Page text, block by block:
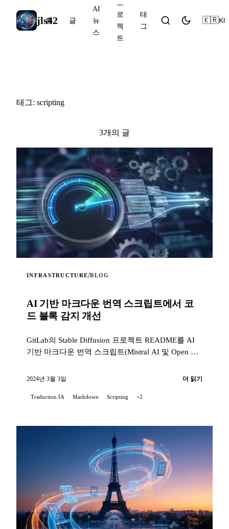
jls42
홈 글
AI
뉴
스
프
로
젝
트
태
그
🇰🇷KO
태그: scripting
3개의 글
INFRASTRUCTURE/BLOG
AI 기반 마크다운 번역 스크립트에서 코
드 블록 감지 개선
GitLab의 Stable Diffusion 프로젝트 README를 AI
기반 마크다운 번역 스크립트(Mistral AI 및 Open AI)
2024년 3월 3일 더 읽기
Traduction IA Markdown Scripting +2